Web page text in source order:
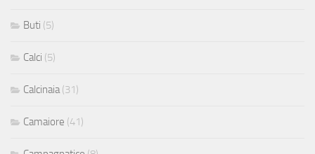
Buti (5)
Calci (5)
Calcinaia (31)
Camaiore (41)